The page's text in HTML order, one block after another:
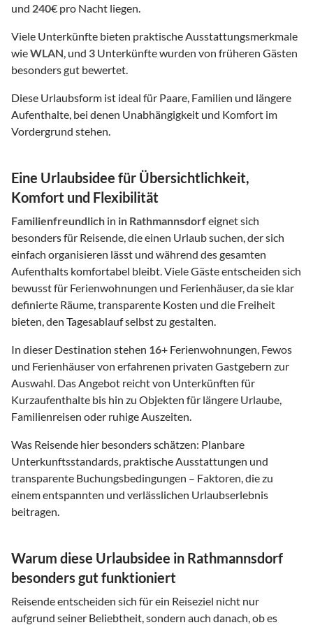
und 240€ pro Nacht liegen.
Viele Unterkünfte bieten praktische Ausstattungsmerkmale
wieWLAN, und 3 Unterkünfte wurden von früheren Gästen
besonders gut bewertet.
Diese Urlaubsform ist ideal für Paare, Familien und längere
Aufenthalte, bei denen Unabhängigkeit und Komfort im
Vordergrund stehen.
Eine Urlaubsidee für Übersichtlichkeit,
Komfort und Flexibilität
Familienfreundlich in in Rathmannsdorfeignet sich
besonders für Reisende, die einen Urlaub suchen, der sich
einfach organisieren lässt und während des gesamten
Aufenthalts komfortabel bleibt. Viele Gäste entscheiden sich
bewusst für Ferienwohnungen und Ferienhäuser, da sie klar
definierte Räume, transparente Kosten und die Freiheit
bieten, den Tagesablauf selbst zu gestalten.
In dieser Destination stehen 16+ Ferienwohnungen, Fewos
und Ferienhäuser von erfahrenen privaten Gastgebern zur
Auswahl. Das Angebot reicht von Unterkünften für
Kurzaufenthalte bis hin zu Objekten für längere Urlaube,
Familienreisen oder ruhige Auszeiten.
Was Reisende hier besonders schätzen: Planbare
Unterkunftsstandards, praktische Ausstattungen und
transparente Buchungsbedingungen – Faktoren, die zu
einem entspannten und verlässlichen Urlaubserlebnis
beitragen.
Warum diese Urlaubsidee in Rathmannsdorf
besonders gut funktioniert
Reisende entscheiden sich für ein Reiseziel nicht nur
aufgrund seiner Beliebtheit, sondern auch danach, ob es